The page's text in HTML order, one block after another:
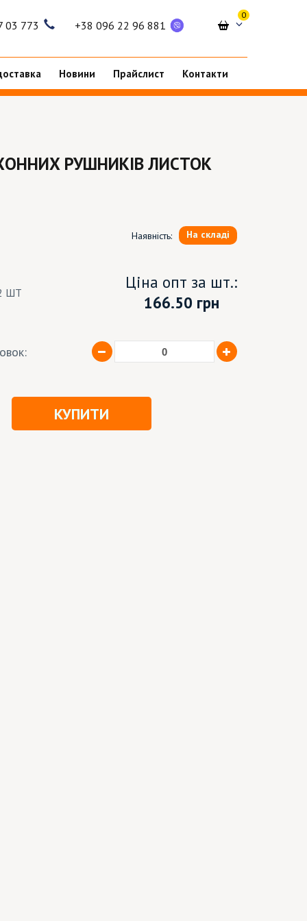
03 773 +38 096 22 96 881
0
Новини Прайслист Контакти
РУШНИКІВ ЛИСТОК
Наявність: На складі
ШТ
Ціна опт за шт.:
166.50 грн
КУПИТИ